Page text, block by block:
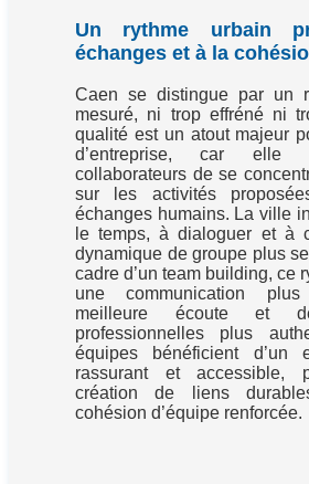
Un rythme urbain
échanges et à la
Caen se distingue par un
mesuré, ni trop effréné ni
qualité est un atout majeur
d’entreprise, car elle
collaborateurs de se
sur les activités
échanges humains. La ville
le temps, à dialoguer et à
dynamique de groupe plus
cadre d’un team building, ce
une communication
meilleure écoute et
professionnelles plus
équipes bénéficient d’un
rassurant et accessible,
création de liens
cohésion d’équipe renforcée.